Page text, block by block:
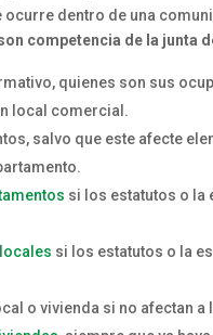
dentro de una
competencia de la junta
quienes son sus
local comercial.
salvo que este afecte
si los estatutos o la
si los estatutos o la
o vivienda si no afectan